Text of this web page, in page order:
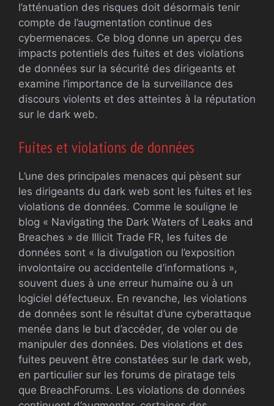
l’atténuation des risques doit désormais tenir
compte de l’augmentation continue des
cybermenaces. Ce blog donne un aperçu des
impacts potentiels des fuites et des violations
de données sur la sécurité des dirigeants et
examine l’importance de la surveillance des
discours violents et des atteintes à la réputation
sur le dark web.
Fuites et violations de données
L’une des principales menaces qui pèsent sur
les dirigeants du dark web sont les fuites et les
violations de données. Comme le souligne le
blog « Navigating the Dark Waters of Leaks and
Breaches » de Illicit Trade FR, les fuites de
données sont « la divulgation ou l’exposition
involontaire ou accidentelle d’informations »,
souvent dues à une erreur humaine ou à un
logiciel défectueux. En revanche, les violations
de données sont le résultat d’une cyberattaque
menée dans le but d’accéder, de voler ou de
manipuler des données. Des violations et des
fuites peuvent être constatées sur le dark web,
en particulier sur les forums de piratage tels
que BreachForums. Les violations de données